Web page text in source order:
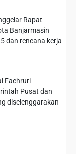
Rapat
Banjarmasin
dan rencana kerja
Fachruri
Pusat dan
diselenggarakan